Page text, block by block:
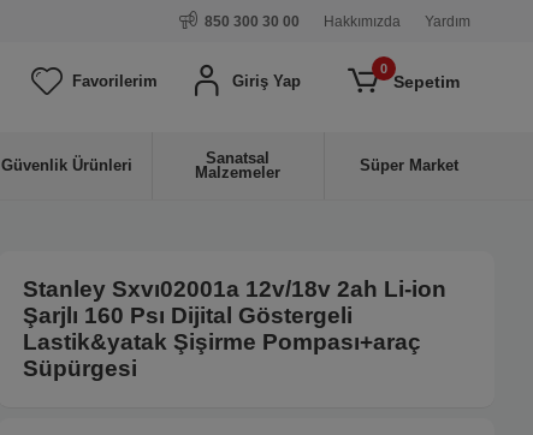
850 300 30 00 Hakkımızda Yardım
Favorilerim Giriş Yap
0
Sepetim
Güvenlik Ürünleri
Sanatsal
Malzemeler
Süper Market
Stanley Sxvı02001a 12v/18v 2ah Li-ion
Şarjlı 160 Psı Dijital Göstergeli
Lastik&yatak Şişirme Pompası+araç
Süpürgesi